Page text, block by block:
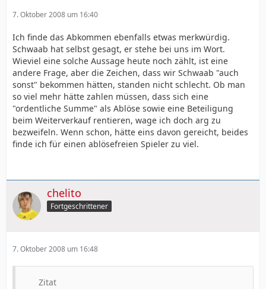
7. Oktober 2008 um 16:40
Ich finde das Abkommen ebenfalls etwas merkwürdig.
Schwaab hat selbst gesagt, er stehe bei uns im Wort.
Wieviel eine solche Aussage heute noch zählt, ist eine
andere Frage, aber die Zeichen, dass wir Schwaab "auch
sonst" bekommen hätten, standen nicht schlecht. Ob man
so viel mehr hätte zahlen müssen, dass sich eine
"ordentliche Summe" als Ablöse sowie eine Beteiligung
beim Weiterverkauf rentieren, wage ich doch arg zu
bezweifeln. Wenn schon, hätte eins davon gereicht, beides
finde ich für einen ablösefreien Spieler zu viel.
chelito
Fortgeschrittener
7. Oktober 2008 um 16:48
Zitat